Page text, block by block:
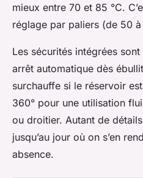
mieux entre 70 et 85 °C.
réglage par paliers (de 50
Les sécurités intégrées
arrêt automatique dès
surchauffe si le réservoir
360° pour une utilisation
ou droitier. Autant de
jusqu’au jour où on s’en
absence.